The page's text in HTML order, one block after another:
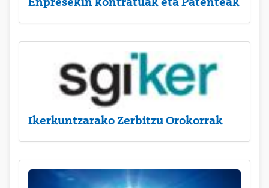
Ikerkuntzarako Zerbitzu Orokorrak